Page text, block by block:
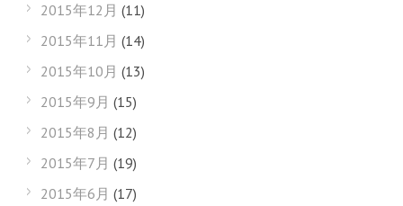
2015年12月 (11)
2015年11月 (14)
2015年10月 (13)
2015年9月 (15)
2015年8月 (12)
2015年7月 (19)
2015年6月 (17)